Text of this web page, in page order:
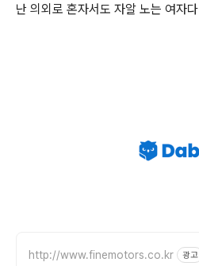
난 의외로 혼자서도 자알 노는 여자다
http://www.finemotors.co.kr 광고